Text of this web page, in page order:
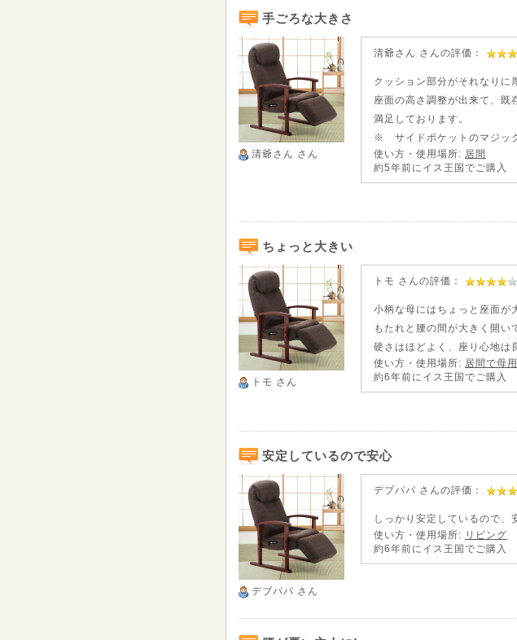
手ごろな大きさ
清爺さん さん
清爺さん さんの評価：
クッション部分がそれなりに
座面の高さ調整が出来て、既
満足しております。
※ サイドポケットのマジッ
使い方・使用場所: 居間
約5年前にイス王国でご購入
ちょっと大きい
トモ さん
トモ さんの評価：
小柄な母にはちょっと座面が
もたれと腰の間が大きく開い
硬さはほどよく、座り心地は
使い方・使用場所: 居間で母用
約6年前にイス王国でご購入
安定しているので安心
デブパパ さん
デブパパ さんの評価：
しっかり安定しているので、
使い方・使用場所:
リビング
約6年前にイス王国でご購入